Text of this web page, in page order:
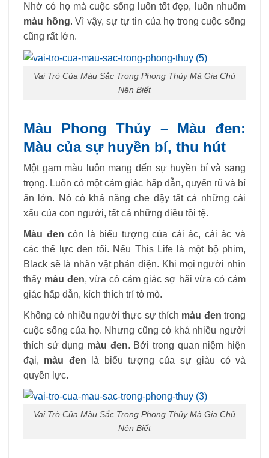
Nhờ có họ mà cuộc sống luôn tốt đẹp, luôn nhuốm
màu hồng. Vì vậy, sự tự tin của họ trong cuộc sống
cũng rất lớn.
Vai Trò Của Màu Sắc Trong Phong Thủy Mà Gia Chủ
Nên Biết
Màu Phong Thủy – Màu đen:
Màu của sự huyền bí, thu hút
Một gam màu luôn mang đến sự huyền bí và sang
trọng. Luôn có một cảm giác hấp dẫn, quyến rũ và bí
ẩn lớn. Nó có khả năng che đậy tất cả những cái
xấu của con người, tất cả những điều tồi tệ.
Màu đen còn là biểu tượng của cái ác, cái ác và
các thế lực đen tối. Nếu This Life là một bộ phim,
Black sẽ là nhân vật phản diện. Khi mọi người nhìn
thấy màu đen, vừa có cảm giác sợ hãi vừa có cảm
giác hấp dẫn, kích thích trí tò mò.
Không có nhiều người thực sự thích màu đen trong
cuộc sống của họ. Nhưng cũng có khá nhiều người
thích sử dụng màu đen. Bởi trong quan niệm hiện
đại, màu đen là biểu tượng của sự giàu có và
quyền lực.
Vai Trò Của Màu Sắc Trong Phong Thủy Mà Gia Chủ
Nên Biết